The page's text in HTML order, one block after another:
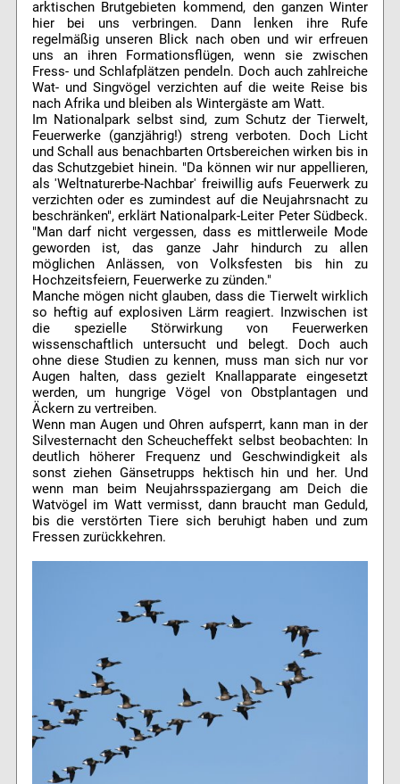
arktischen Brutgebieten kommend, den ganzen Winter
hier bei uns verbringen. Dann lenken ihre Rufe
regelmäßig unseren Blick nach oben und wir erfreuen
uns an ihren Formationsflügen, wenn sie zwischen
Fress- und Schlafplätzen pendeln. Doch auch zahlreiche
Wat- und Singvögel verzichten auf die weite Reise bis
nach Afrika und bleiben als Wintergäste am Watt.
Im Nationalpark selbst sind, zum Schutz der Tierwelt,
Feuerwerke (ganzjährig!) streng verboten. Doch Licht
und Schall aus benachbarten Ortsbereichen wirken bis in
das Schutzgebiet hinein. "Da können wir nur appellieren,
als 'Weltnaturerbe-Nachbar' freiwillig aufs Feuerwerk zu
verzichten oder es zumindest auf die Neujahrsnacht zu
beschränken", erklärt Nationalpark-Leiter Peter Südbeck.
"Man darf nicht vergessen, dass es mittlerweile Mode
geworden ist, das ganze Jahr hindurch zu allen
möglichen Anlässen, von Volksfesten bis hin zu
Hochzeitsfeiern, Feuerwerke zu zünden."
Manche mögen nicht glauben, dass die Tierwelt wirklich
so heftig auf explosiven Lärm reagiert. Inzwischen ist
die spezielle Störwirkung von Feuerwerken
wissenschaftlich untersucht und belegt. Doch auch
ohne diese Studien zu kennen, muss man sich nur vor
Augen halten, dass gezielt Knallapparate eingesetzt
werden, um hungrige Vögel von Obstplantagen und
Äckern zu vertreiben.
Wenn man Augen und Ohren aufsperrt, kann man in der
Silvesternacht den Scheucheffekt selbst beobachten: In
deutlich höherer Frequenz und Geschwindigkeit als
sonst ziehen Gänsetrupps hektisch hin und her. Und
wenn man beim Neujahrsspaziergang am Deich die
Watvögel im Watt vermisst, dann braucht man Geduld,
bis die verstörten Tiere sich beruhigt haben und zum
Fressen zurückkehren.